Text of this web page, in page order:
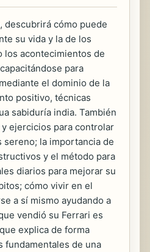
descubrirá cómo puede
su vida y la de los
los acontecimientos de
para
el dominio de la
positivo, técnicas
sabiduría india. También
ejercicios para controlar
sereno; la importancia de
y el método para
diarios para mejorar su
cómo vivir en el
a sí mismo ayudando a
vendió su Ferrari es
explica de forma
fundamentales de una